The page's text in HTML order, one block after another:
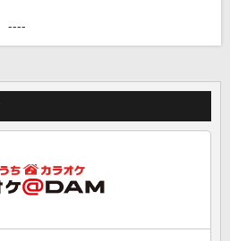
----